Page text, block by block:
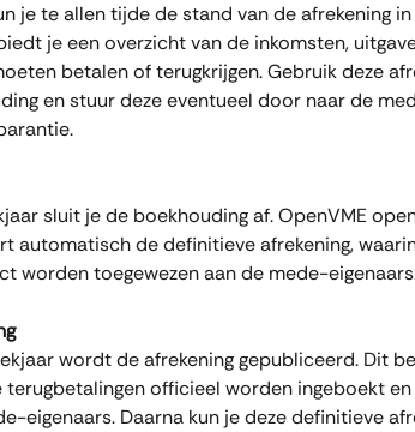
je te allen tijde de stand van de afrekening in
je een overzicht van de inkomsten,
betalen of terugkrijgen. Gebruik deze
en stuur deze eventueel door naar de
sluit je de boekhouding af. OpenVME
automatisch de definitieve afrekening,
worden toegewezen aan de mede-
wordt de afrekening gepubliceerd. Dit
officieel worden ingeboekt en
eigenaars. Daarna kun je deze definitieve